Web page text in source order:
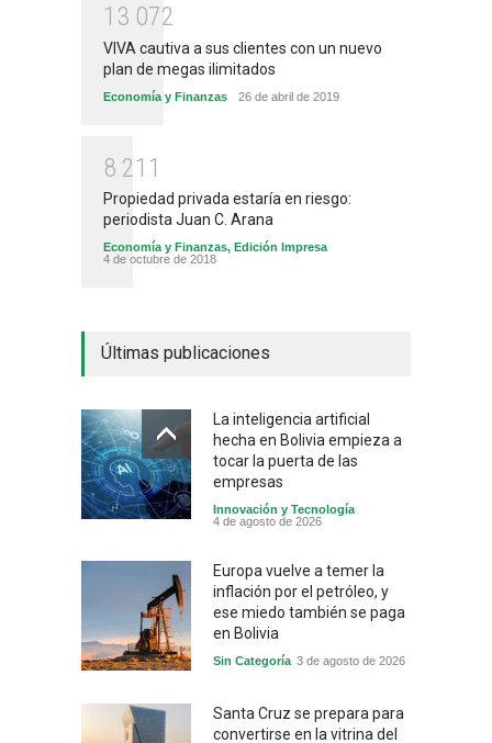
1 3 072
VIVA cautiva a sus clientes con un nuevo
plan de megas ilimitados
Economía y Finanzas 26 de abril de 2019
8 21 1
Propiedad privada estaría en riesgo:
periodista Juan C. Arana
Economía y Finanzas, Edición Impresa
4 de octubre de 2018
Últimas publicaciones
La inteligencia artificial
hecha en Bolivia empieza a
tocar la puerta de las
empresas
Innovación y Tecnología
4 de agosto de 2026
Europa vuelve a temer la
inflación por el petróleo, y
ese miedo también se paga
en Bolivia
Sin Categoría 3 de agosto de 2026
Santa Cruz se prepara para
convertirse en la vitrina del